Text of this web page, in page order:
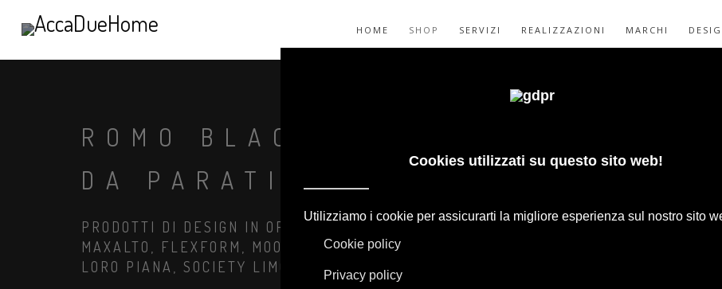
HOME SHOP SERVIZI REALIZZAZIONI MARCHI
ROMO BLACK EDITION CARTA
DA PARATI E TESSUTI - SHOP
PRODOTTI DI DESIGN IN OFFERTA: AGAPE, BOFFI, B&B ITALIA, DE PADOVA,
MAXALTO, FLEXFORM, MOOOI. BIANCHERIA, TAPPETI E TESSUTI MISSONI,
LORO PIANA, SOCIETY LIMONTA. ILLUMINAZIONE DAVIDE GROPPI OLUCE.